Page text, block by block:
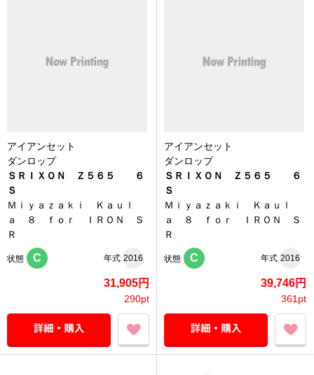
アイアンセット
ダンロップ
ＳＲＩＸＯＮ Ｚ５６５ ６
Ｓ
Ｍｉｙａｚａｋｉ Ｋａｕｌ
ａ ８ ｆｏｒ ＩＲＯＮ Ｓ
Ｒ
状態 C 年式 2016
31,905円
290pt
アイアンセット
ダンロップ
ＳＲＩＸＯＮ Ｚ５６５ ６
Ｓ
Ｍｉｙａｚａｋｉ Ｋａｕｌ
ａ ８ ｆｏｒ ＩＲＯＮ Ｓ
Ｒ
状態 C 年式 2016
39,746円
361pt